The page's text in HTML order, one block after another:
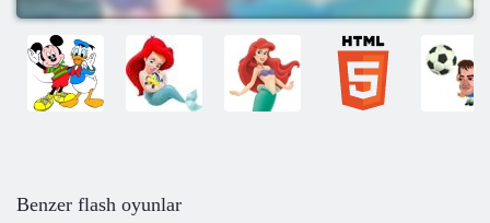
Benzer flash oyunlar